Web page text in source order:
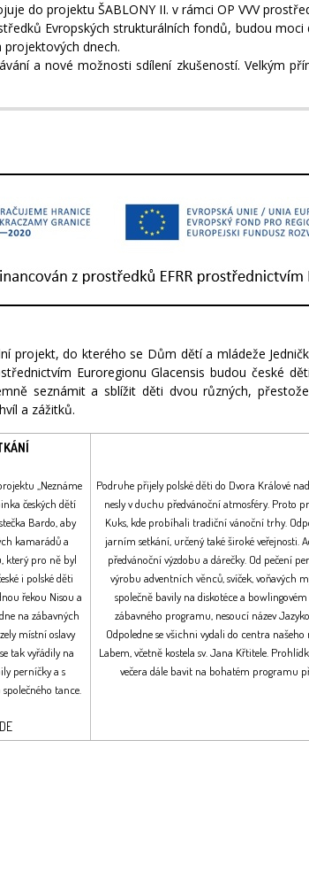
do projektu ŠABLONY II. v rámci OP VVV
Evropských strukturálních fondů, budou
projektových dnech.
a nové možnosti sdílení zkušeností. Velkým
projekt, do kterého se Dům dětí a mládeže
Euroregionu Glacensis budou české
seznámit a sblížit děti dvou různých,
a zážitků.
„Neznáme
českých dětí
Bardo, aby
kamarádů a
který pro ně byl
i polské děti
řekou Nisou a
na zábavných
místní oslavy
tak vyřádily na
perníčky a s
tance.
Podruhe přijely polské děti do Dvora Králové
nesly v duchu předvánoční atmosféry. Proto
Kuks, kde probíhali tradiční vánoční trhy.
jarním setkání, určený také široké veřejnosti.
předvánoční výzdobu a dárečky. Od pečení
výrobu adventních věnců, svíček, voňavých
společně bavily na diskotéce a
zábavného programu, nesoucí název
Odpoledne se všichni vydali do centra
Labem, včetně kostela sv. Jana Křtitele.
večera dále bavit na bohatém programu